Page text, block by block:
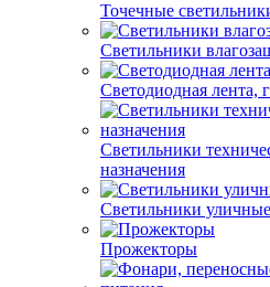
Точечные
Светильники
Светодиодная лента,
Светильники
назначения
Светильники
Прожекторы